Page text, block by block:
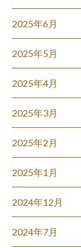
2025年6月
2025年5月
2025年4月
2025年3月
2025年2月
2025年1月
2024年12月
2024年7月